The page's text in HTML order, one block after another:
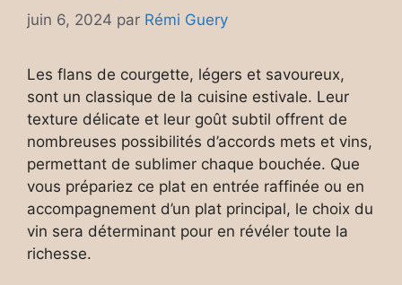
juin 6, 2024 par Rémi Guery
Les flans de courgette, légers et savoureux,
sont un classique de la cuisine estivale. Leur
texture délicate et leur goût subtil offrent de
nombreuses possibilités d’accords mets et vins,
permettant de sublimer chaque bouchée. Que
vous prépariez ce plat en entrée raffinée ou en
accompagnement d’un plat principal, le choix du
vin sera déterminant pour en révéler toute la
richesse.